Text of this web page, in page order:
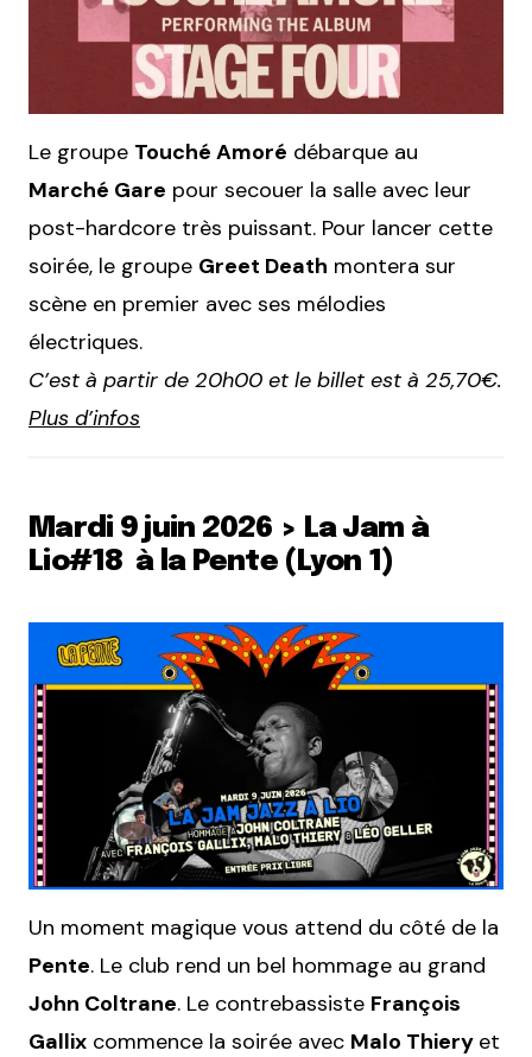
Le groupe Touché Amoré débarque au
Marché Gare pour secouer la salle avec leur
post-hardcore très puissant. Pour lancer cette
soirée, le groupe Greet Death montera sur
scène en premier avec ses mélodies
électriques.
C’est à partir de 20h00 et le billet est à 25,70€.
Plus d’infos
Mardi 9 juin 2026 > La Jam à
Lio#18 à la Pente (Lyon 1)
Un moment magique vous attend du côté de la
Pente. Le club rend un bel hommage au grand
John Coltrane. Le contrebassiste François
Gallix commence la soirée avec Malo Thiery et